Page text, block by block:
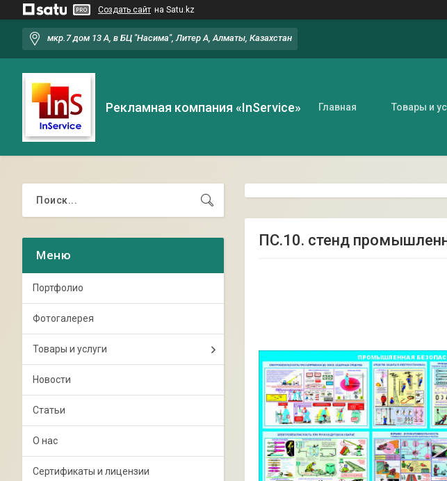
Создать сайт на Satu.kz
мкр.7 дом 13 А, в БЦ "Насима", Литер А, Алматы, Казахстан
Рекламная компания «InService» Главная Товары и
ПС.10. стенд
Портфолио
Фотогалерея
Товары и услуги
Новости
Статьи
О нас
Сертификаты и лицензии